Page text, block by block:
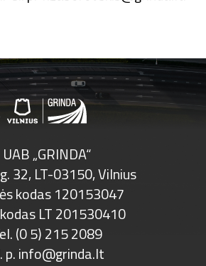
UAB „GRINDA“
32, LT-03150, Vilnius
kodas 120153047
LT 201530410
(0 5) 215 2089
p.info@grinda.lt